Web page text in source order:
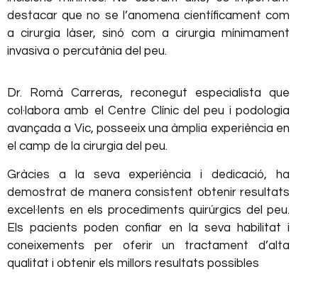
destacar que no se l’anomena científicament com
a cirurgia làser, sinó com a cirurgia mínimament
invasiva o percutània del peu.
Dr. Romà Carreras, reconegut especialista que
col·labora amb el Centre Clínic del peu i podologia
avançada a Vic, posseeix una àmplia experiència en
el camp de la cirurgia del peu.
Gràcies a la seva experiència i dedicació, ha
demostrat de manera consistent obtenir resultats
excel·lents en els procediments quirúrgics del peu.
Els pacients poden confiar en la seva habilitat i
coneixements per oferir un tractament d’alta
qualitat i obtenir els millors resultats possibles